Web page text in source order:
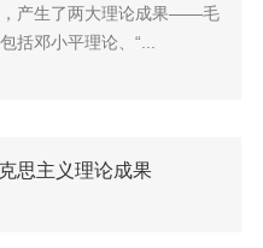
，产生了两大理论成果——毛
括邓小平理论、“...
思主义理论成果